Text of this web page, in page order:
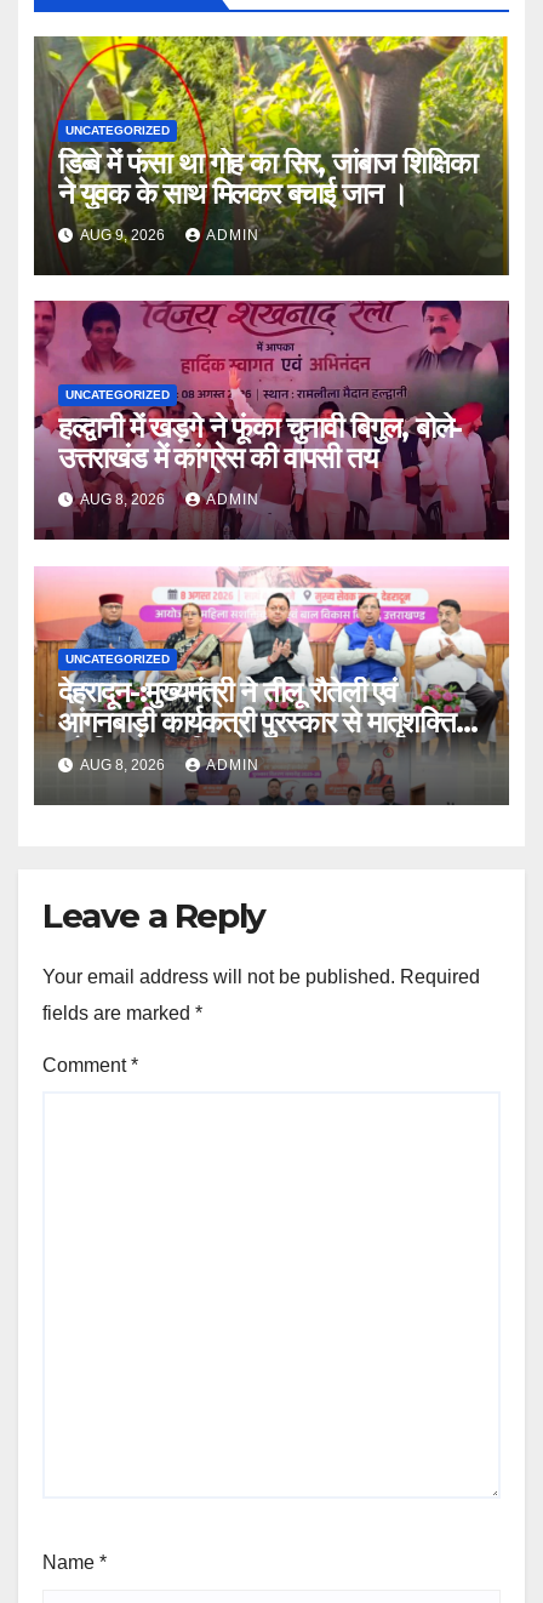
UNCATEGORIZED
डिब्बे में फंसा था गोह का सिर, जांबाज शिक्षिका
ने युवक के साथ मिलकर बचाई जान ।
AUG 9, 2026 ADMIN
UNCATEGORIZED
हल्द्वानी में खड़गे ने फूंका चुनावी बिगुल, बोले-
उत्तराखंड में कांग्रेस की वापसी तय
AUG 8, 2026 ADMIN
UNCATEGORIZED
देहरादून-:मुख्यमंत्री ने तीलू रौतेली एवं
आंगनबाड़ी कार्यकत्री पुरस्कार से मातृशक्ति
को किया सम्मानित
AUG 8, 2026 ADMIN
Leave a Reply
Your email address will not be published. Required
fields are marked *
Comment*
Name *